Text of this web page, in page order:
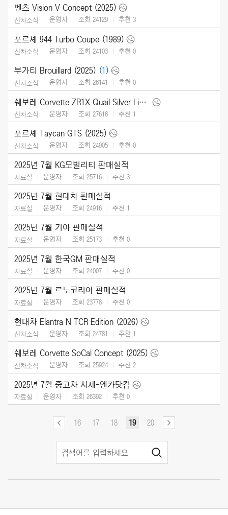
벤츠 Vision V Concept (2025)
신차소식 운영자 조회 24129 추천 3
포르셰 944 Turbo Coupe (1989)
신차소식 운영자 조회 24103 추천 0
부가티 Brouillard (2025) (1)
신차소식 운영자 조회 26141 추천 0
쉐보레 Corvette ZR1X Quail Silver Limited Edition (2026)
신차소식 운영자 조회 27618 추천 1
포르셰 Taycan GTS (2025)
신차소식 운영자 조회 24905 추천 0
2025년 7월 KG모빌리티 판매실적
자료실 운영자 조회 25716 추천 3
2025년 7월 현대차 판매실적
자료실 운영자 조회 24916 추천 1
2025년 7월 기아 판매실적
자료실 운영자 조회 25173 추천 0
2025년 7월 한국GM 판매실적
자료실 운영자 조회 24007 추천 0
2025년 7월 르노코리아 판매실적
자료실 운영자 조회 23778 추천 0
현대차 Elantra N TCR Edition (2026)
신차소식 운영자 조회 24781 추천 1
쉐보레 Corvette SoCal Concept (2025)
신차소식 운영자 조회 25924 추천 2
2025년 7월 중고차 시세-엔카닷컴
자료실 운영자 조회 26392 추천 0
16 17 18 19 20